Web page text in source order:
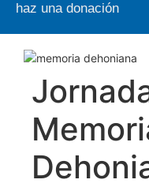
haz una donación